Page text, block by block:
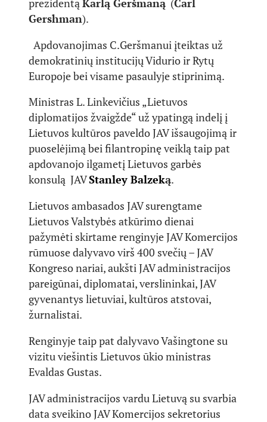
prezidentąKarlą Geršmaną (Carl
Gershman).
Apdovanojimas C.Geršmanui įteiktas už
demokratinių institucijų Vidurio ir Rytų
Europoje bei visame pasaulyje stiprinimą.
Ministras L. Linkevičius „Lietuvos
diplomatijos žvaigžde“ už ypatingą indelį į
Lietuvos kultūros paveldo JAV išsaugojimą ir
puoselėjimą bei filantropinę veiklą taip pat
apdovanojo ilgametį Lietuvos garbės
konsulą JAVStanley Balzeką.
Lietuvos ambasados JAV surengtame
Lietuvos Valstybės atkūrimo dienai
pažymėti skirtame renginyje JAV Komercijos
rūmuose dalyvavo virš 400 svečių – JAV
Kongreso nariai, aukšti JAV administracijos
pareigūnai, diplomatai, verslininkai, JAV
gyvenantys lietuviai, kultūros atstovai,
žurnalistai.
Renginyje taip pat dalyvavo Vašingtone su
vizitu viešintis Lietuvos ūkio ministras
Evaldas Gustas.
JAV administracijos vardu Lietuvą su svarbia
data sveikino JAV Komercijos sekretorius